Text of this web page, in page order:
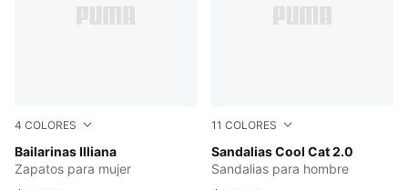
4 COLORES
Bailarinas Illiana
PUMA Black-PUMA Gold
Zapatos para mujer
11 COLORES
Sandalias Cool Cat 2.0
Parisian Night-PUMA White-
Sandalias para hombre